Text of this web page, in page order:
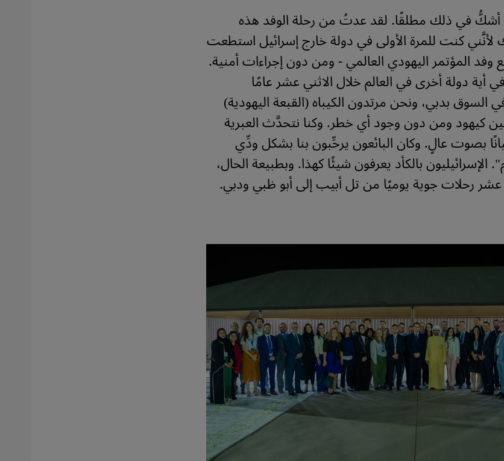
أشكُّ في ذلك مطلقًا. لقد عدتُ من رحلة الوفد هذه
كنت للمرة الأولى في دولة خارج إسرائيل استطعت
وفد المؤتمر اليهودي العالمي - ومن دون إجراءات أمنية.
دولة أخرى في العالم خلال الاثني عشر عامًا
السوق بدبي، ونحن مرتدون الكيباه (القبعة اليهودية)
كيهود ومن دون وجود أي خطر. وكنا نتحدَّث العبرية
بصوت عالٍ. وكان البائعون يرحِّبون بنا بشكل ودِّي
الإسرائيليون بالكأد يعرفون شيئًا كهذا. وبطبيعة الحال،
رحلات جوية يوميًا من تل أبيب إلى أبو ظبي ودبي.